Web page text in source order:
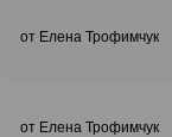
от Елена Трофимчук
от Елена Трофимчук